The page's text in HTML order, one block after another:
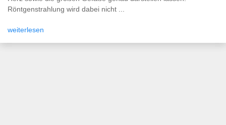
Röntgenstrahlung wird dabei nicht ...
weiterlesen